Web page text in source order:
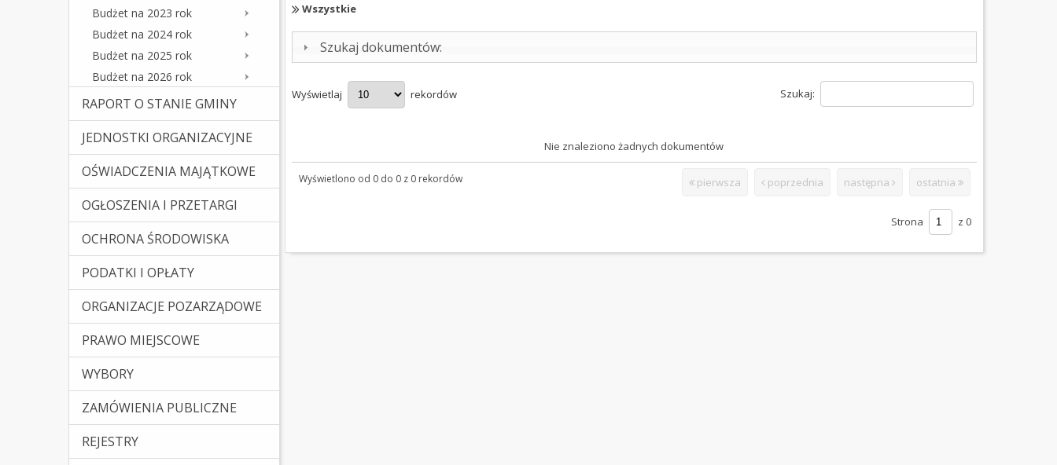
Budżet na 2023 rok
Budżet na 2024 rok
Budżet na 2025 rok
Budżet na 2026 rok
RAPORT O STANIE GMINY
JEDNOSTKI ORGANIZACYJNE
OŚWIADCZENIA MAJĄTKOWE
OGŁOSZENIA I PRZETARGI
OCHRONA ŚRODOWISKA
PODATKI I OPŁATY
ORGANIZACJE POZARZĄDOWE
PRAWO MIEJSCOWE
WYBORY
ZAMÓWIENIA PUBLICZNE
REJESTRY
Wszystkie
Szukaj dokumentów:
Wyświetlaj rekordów Szukaj:
Nie znaleziono żadnych dokumentów
Wyświetlono od 0 do 0 z 0 rekordów pierwsza poprzednia następna ostatnia
Strona z 0